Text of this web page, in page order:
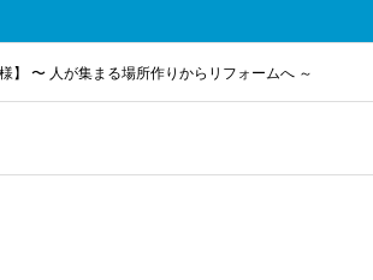
】 〜 人が集まる場所作りからリフォームへ ～